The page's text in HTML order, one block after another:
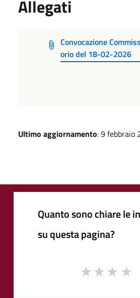
Allegati
Convocazione
orio del 18-02-2026
Ultimo aggiornamento: 9 febbraio
Quanto sono chiare le
su questa pagina?